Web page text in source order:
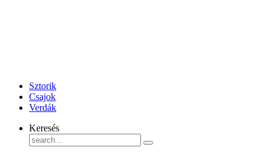
Sztorik
Csajok
Verdák
Keresés